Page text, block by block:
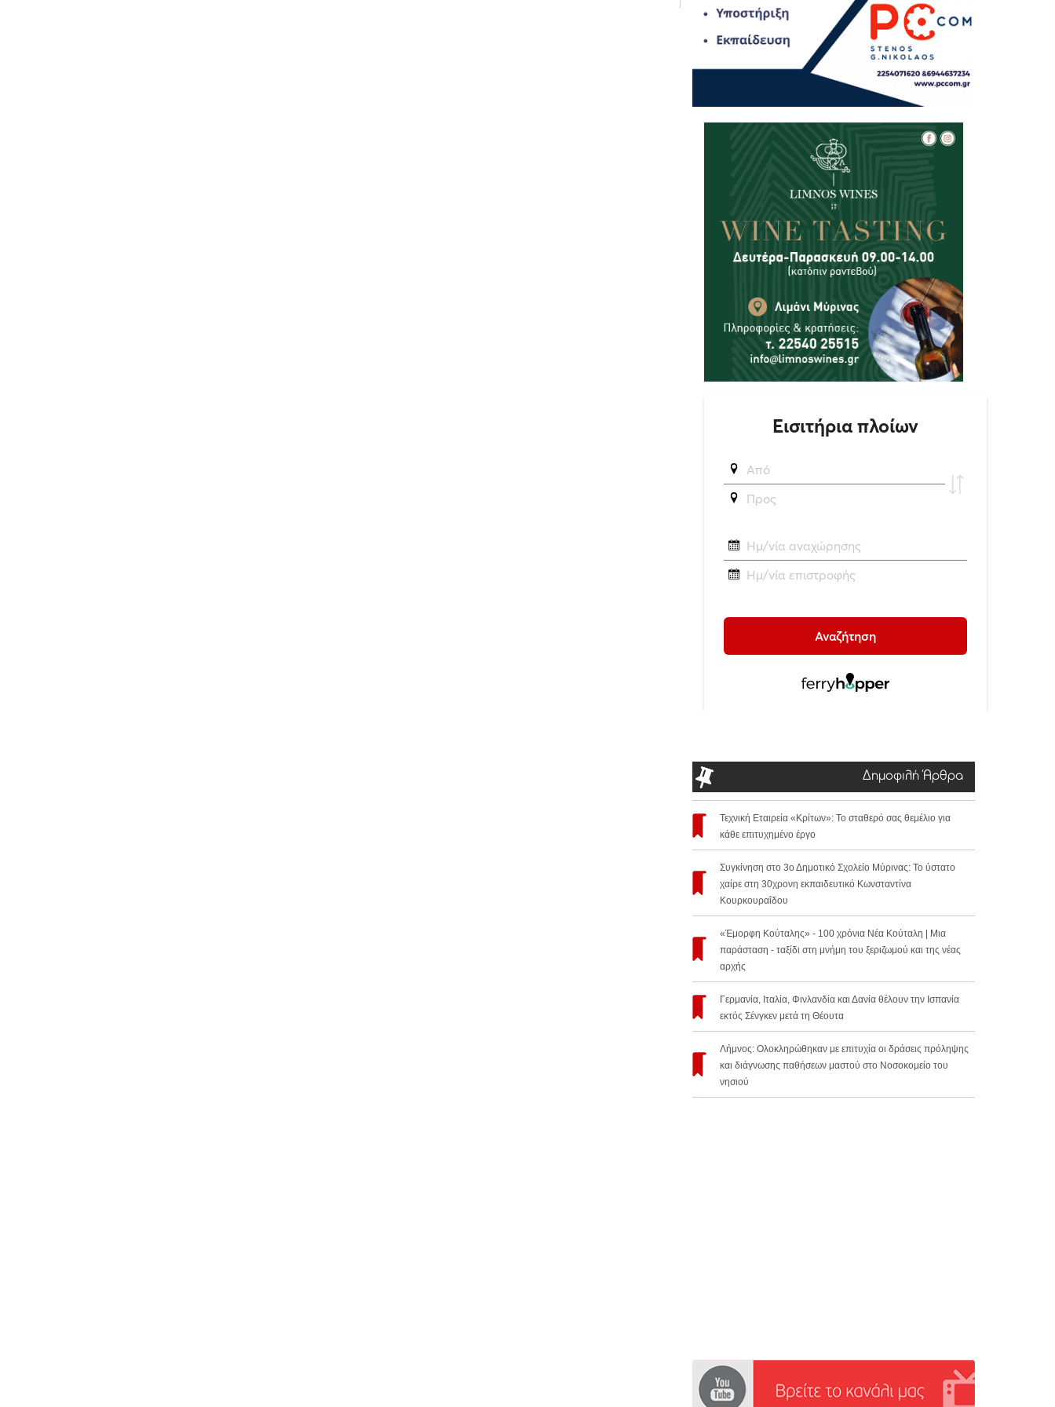
Δημοφιλή Άρθρα
Τεχνική Εταιρεία «Κρίτων»: Το σταθερό σας θεμέλιο για
κάθε επιτυχημένο έργο
Συγκίνηση στο 3ο Δημοτικό Σχολείο Μύρινας: Το ύστατο
χαίρε στη 30χρονη εκπαιδευτικό Κωνσταντίνα
Κουρκουραΐδου
«Έμορφη Κούταλης» - 100 χρόνια Νέα Κούταλη | Μια
παράσταση - ταξίδι στη μνήμη του ξεριζωμού και της νέας
αρχής
Γερμανία, Ιταλία, Φινλανδία και Δανία θέλουν την Ισπανία
εκτός Σένγκεν μετά τη Θέουτα
Λήμνος: Ολοκληρώθηκαν με επιτυχία οι δράσεις πρόληψης
και διάγνωσης παθήσεων μαστού στο Νοσοκομείο του
νησιού